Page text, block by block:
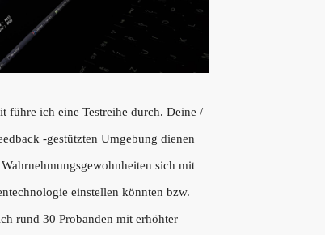
führe ich eine Testreihe durch. Deine /
-gestützten Umgebung dienen
sich mit
einstellen könnten bzw.
rund 30 Probanden mit erhöhter